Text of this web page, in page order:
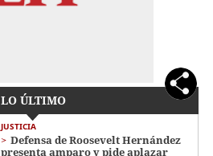
LO ÚLTIMO
JUSTICIA
Defensa de Roosevelt Hernández
presenta amparo y pide aplazar